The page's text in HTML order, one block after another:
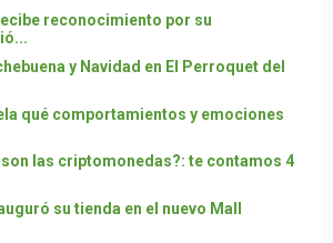
reconocimiento por su
y Navidad en El Perroquet del
qué comportamientos y emociones
son las criptomonedas?: te contamos 4
su tienda en el nuevo Mall